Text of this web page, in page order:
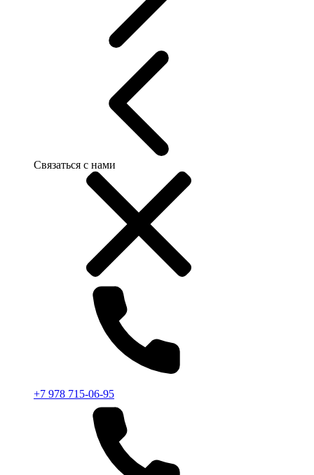
Связаться с нами
+7 978 715-06-95